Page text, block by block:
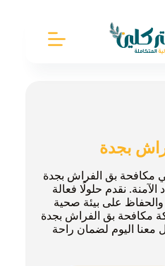
بجدة
بق الفراش بجدة
نقدم حلولًا فعالة
والحفاظ على بيئة صحية
مكافحة بق الفراش بجدة
معنا اليوم لضمان راحة